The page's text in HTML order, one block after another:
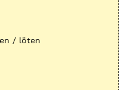
/ löten